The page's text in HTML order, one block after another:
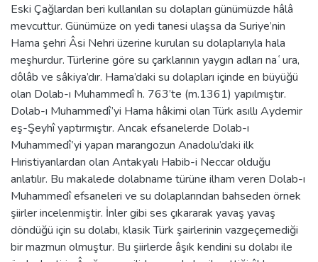
Eski Çağlardan beri kullanılan su dolapları günümüzde hâlâ
mevcuttur. Günümüze on yedi tanesi ulaşsa da Suriye’nin
Hama şehri Âsi Nehri üzerine kurulan su dolaplarıyla hala
meşhurdur. Türlerine göre su çarklarının yaygın adları naʿura,
dôlâb ve sâkiya’dır. Hama’daki su dolapları içinde en büyüğü
olan Dolab-ı Muhammedî h. 763’te (m.1361) yapılmıştır.
Dolab-ı Muhammedî’yi Hama hâkimi olan Türk asıllı Aydemir
eş-Şeyhî yaptırmıştır. Ancak efsanelerde Dolab-ı
Muhammedî’yi yapan marangozun Anadolu’daki ilk
Hıristiyanlardan olan Antakyalı Habib-i Neccar olduğu
anlatılır. Bu makalede dolabname türüne ilham veren Dolab-ı
Muhammedî efsaneleri ve su dolaplarından bahseden örnek
şiirler incelenmiştir. İnler gibi ses çıkararak yavaş yavaş
döndüğü için su dolabı, klasik Türk şairlerinin vazgeçemediği
bir mazmun olmuştur. Bu şiirlerde âşık kendini su dolabı ile